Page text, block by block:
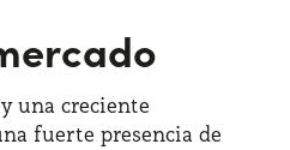
una creciente
fuerte presencia de